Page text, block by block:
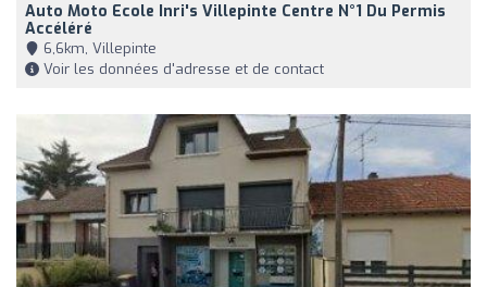
Auto Moto Ecole Inri's Villepinte Centre N°1 Du Permis
Accéléré
6,6km, Villepinte
Voir les données d'adresse et de contact